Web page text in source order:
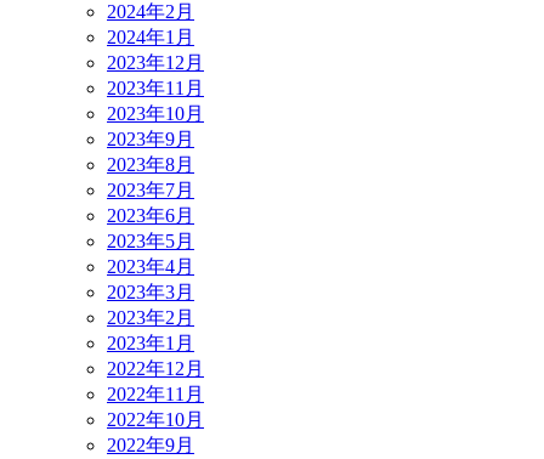
2024年2月
2024年1月
2023年12月
2023年11月
2023年10月
2023年9月
2023年8月
2023年7月
2023年6月
2023年5月
2023年4月
2023年3月
2023年2月
2023年1月
2022年12月
2022年11月
2022年10月
2022年9月